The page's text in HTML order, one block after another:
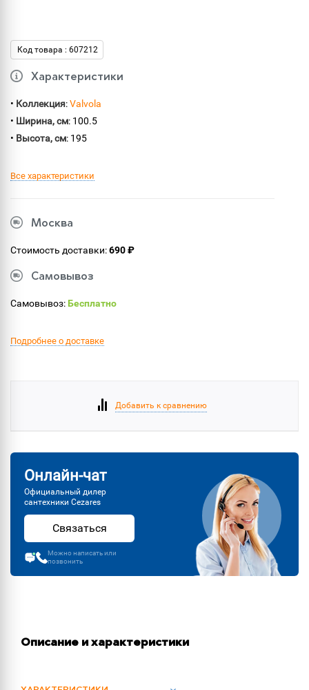
Код товара : 607212
Характеристики
• Коллекция:Valvola
• Ширина, см: 100.5
• Высота, см: 195
Все характеристики
Москва
Стоимость доставки:690 ₽
Самовывоз
Самовывоз:Бесплатно
Подробнее о доставке
Добавить к сравнению
Онлайн-чат
Официальный дилер
сантехники Cezares
Связаться
Можно написать или
позвонить
Описание и характеристики